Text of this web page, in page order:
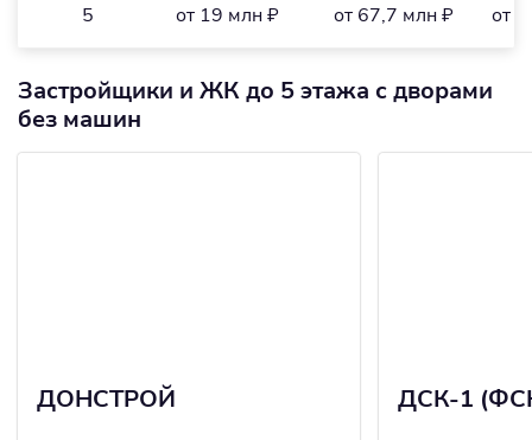
5 от 19 млн ₽ от 67,7 млн ₽ от
Застройщики и ЖК до 5 этажа с дворами
без машин
ДОНСТРОЙ ДСК-1